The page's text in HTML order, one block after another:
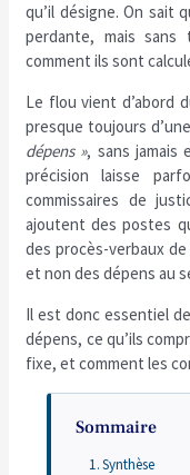
qu’il désigne. On sait
perdante, mais
comment ils sont
Le flou vient d’abord
presque toujours
dépens », sans jamais
précision laisse
commissaires de
ajoutent des postes
des procès-verbaux
et non des dépens au
Il est donc essentiel
dépens, ce qu’ils
fixe, et comment les
Sommaire
Synthèse